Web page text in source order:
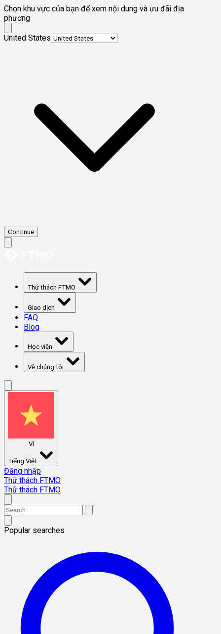
Chọn khu vực của bạn để xem nội dung và ưu đãi địa
phương
United States
Continue
Thử thách FTMO
Giao dịch
FAQ
Blog
Học viện
Về chúng tôi
VI
Tiếng Việt
Đăng nhập
Thử thách FTMO
Thử thách FTMO
Popular searches